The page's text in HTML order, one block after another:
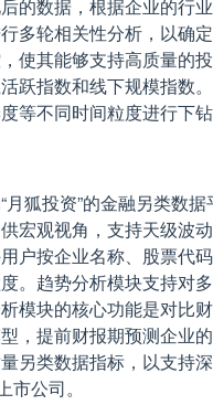
的数据，根据企业的行
多轮相关性分析，以确
使其能够支持高质量的
跃指数和线下规模指数
等不同时间粒度进行下
狐投资”的金融另类数
宏观视角，支持天级波
户按企业名称、股票代
。趋势分析模块支持对
模块的核心功能是对比
，提前财报期预测企业
另类数据指标，以支持
公司。